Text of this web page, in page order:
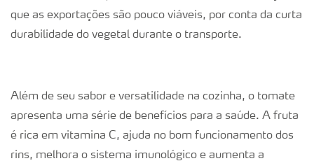
que as exportações são pouco viáveis, por conta da curta
durabilidade do vegetal durante o transporte.
Além de seu sabor e versatilidade na cozinha, o tomate
apresenta uma série de benefícios para a saúde. A fruta
é rica em vitamina C, ajuda no bom funcionamento dos
rins, melhora o sistema imunológico e aumenta a